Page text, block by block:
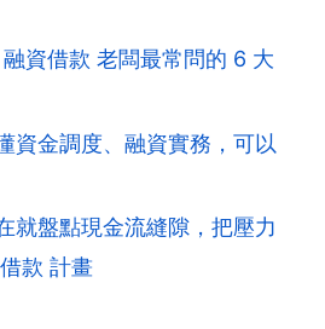
資借款 老闆最常問的 6 大
資金調度、融資實務，可以
就盤點現金流縫隙，把壓力
款 計畫